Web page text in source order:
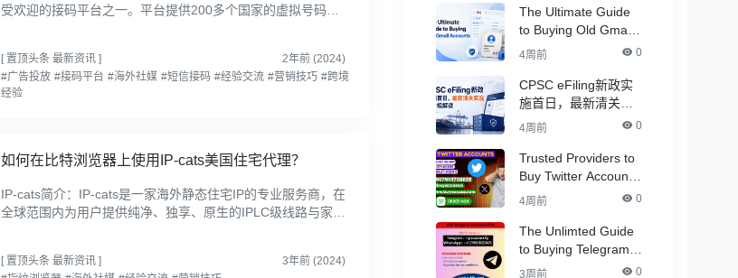
受欢迎的接码平台之一。平台提供200多个国家的虚拟号码，
[ 置顶头条 最新资讯]
2年前 (2024)
#广告投放 #接码平台 #海外社媒 #短信接码 #经验交流 #营销技巧 #跨境
经验
如何在比特浏览器上使用IP-cats美国住宅代理？
IP-cats简介：IP-cats是一家海外静态住宅IP的专业服务商，在
全球范围内为用户提供纯净、独享、原生的IPLC级线路与家庭
[ 置顶头条 最新资讯]
3年前 (2024)
The Ultimate Guide
to Buying Old Gmail
Accounts
4周前 0
CPSC eFiling新政实
施首日，最新清关实
况与合规解读
4周前 0
Trusted Providers to
Buy Twitter Accounts
in Bulk for Crypto
4周前 0
The Unlimted Guide
to Buying Telegram
Accounts - ( PVA &
3周前 0